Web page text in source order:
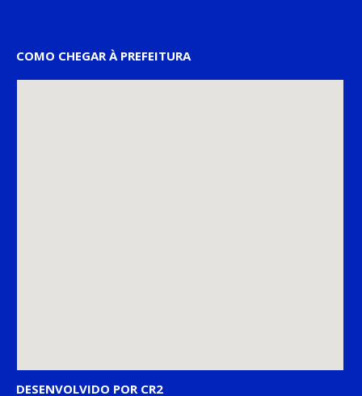
COMO CHEGAR À PREFEITURA
DESENVOLVIDO POR CR2